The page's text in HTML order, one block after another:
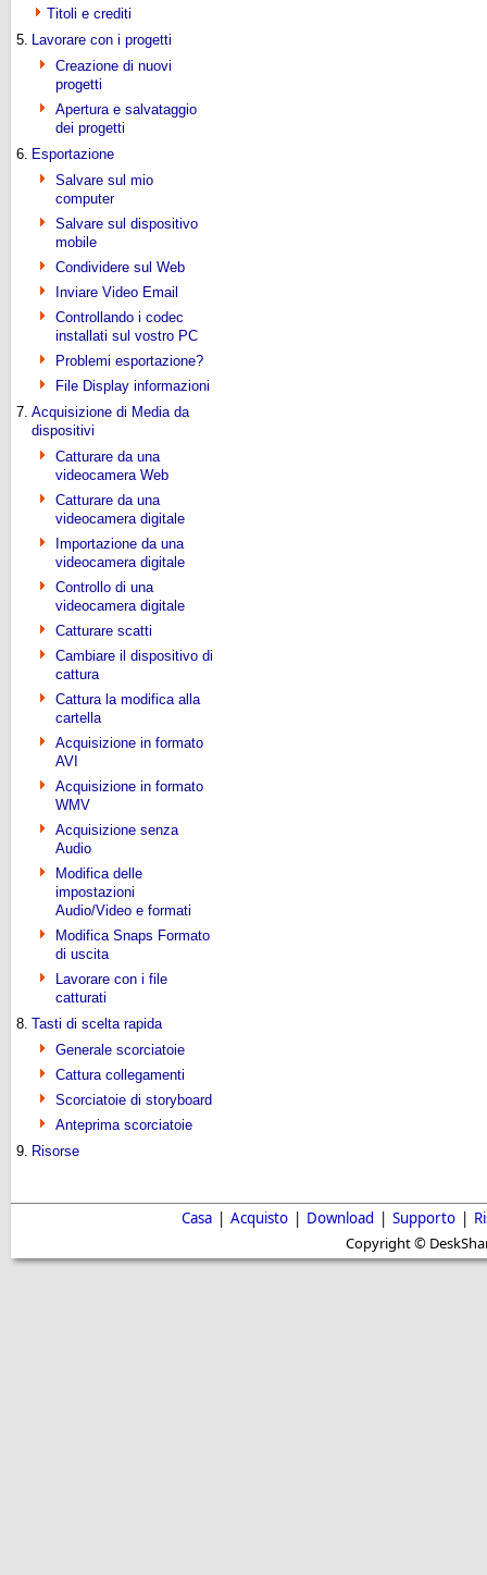
Titoli e crediti
5. Lavorare con i progetti
Creazione di nuovi
progetti
Apertura e salvataggio
dei progetti
6. Esportazione
Salvare sul mio
computer
Salvare sul dispositivo
mobile
Condividere sul Web
Inviare Video Email
Controllando i codec
installati sul vostro PC
Problemi esportazione?
File Display informazioni
7. Acquisizione di Media da
dispositivi
Catturare da una
videocamera Web
Catturare da una
videocamera digitale
Importazione da una
videocamera digitale
Controllo di una
videocamera digitale
Catturare scatti
Cambiare il dispositivo di
cattura
Cattura la modifica alla
cartella
Acquisizione in formato
AVI
Acquisizione in formato
WMV
Acquisizione senza
Audio
Modifica delle
impostazioni
Audio/Video e formati
Modifica Snaps Formato
di uscita
Lavorare con i file
catturati
8. Tasti di scelta rapida
Generale scorciatoie
Cattura collegamenti
Scorciatoie di storyboard
Anteprima scorciatoie
9. Risorse
Casa | Acquisto | Download | Supporto |
Copyright ©